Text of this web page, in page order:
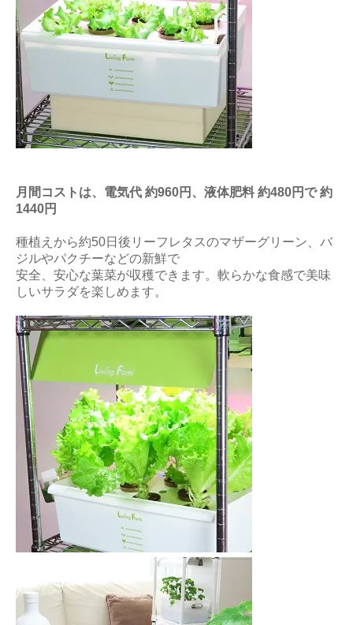
月間コストは、電気代 約960円、液体肥料 約480円で 約
1440円
種植えから約50日後リーフレタスのマザーグリーン、バ
ジルやパクチーなどの新鮮で
安全、安心な葉菜が収穫できます。軟らかな食感で美味
しいサラダを楽しめます。